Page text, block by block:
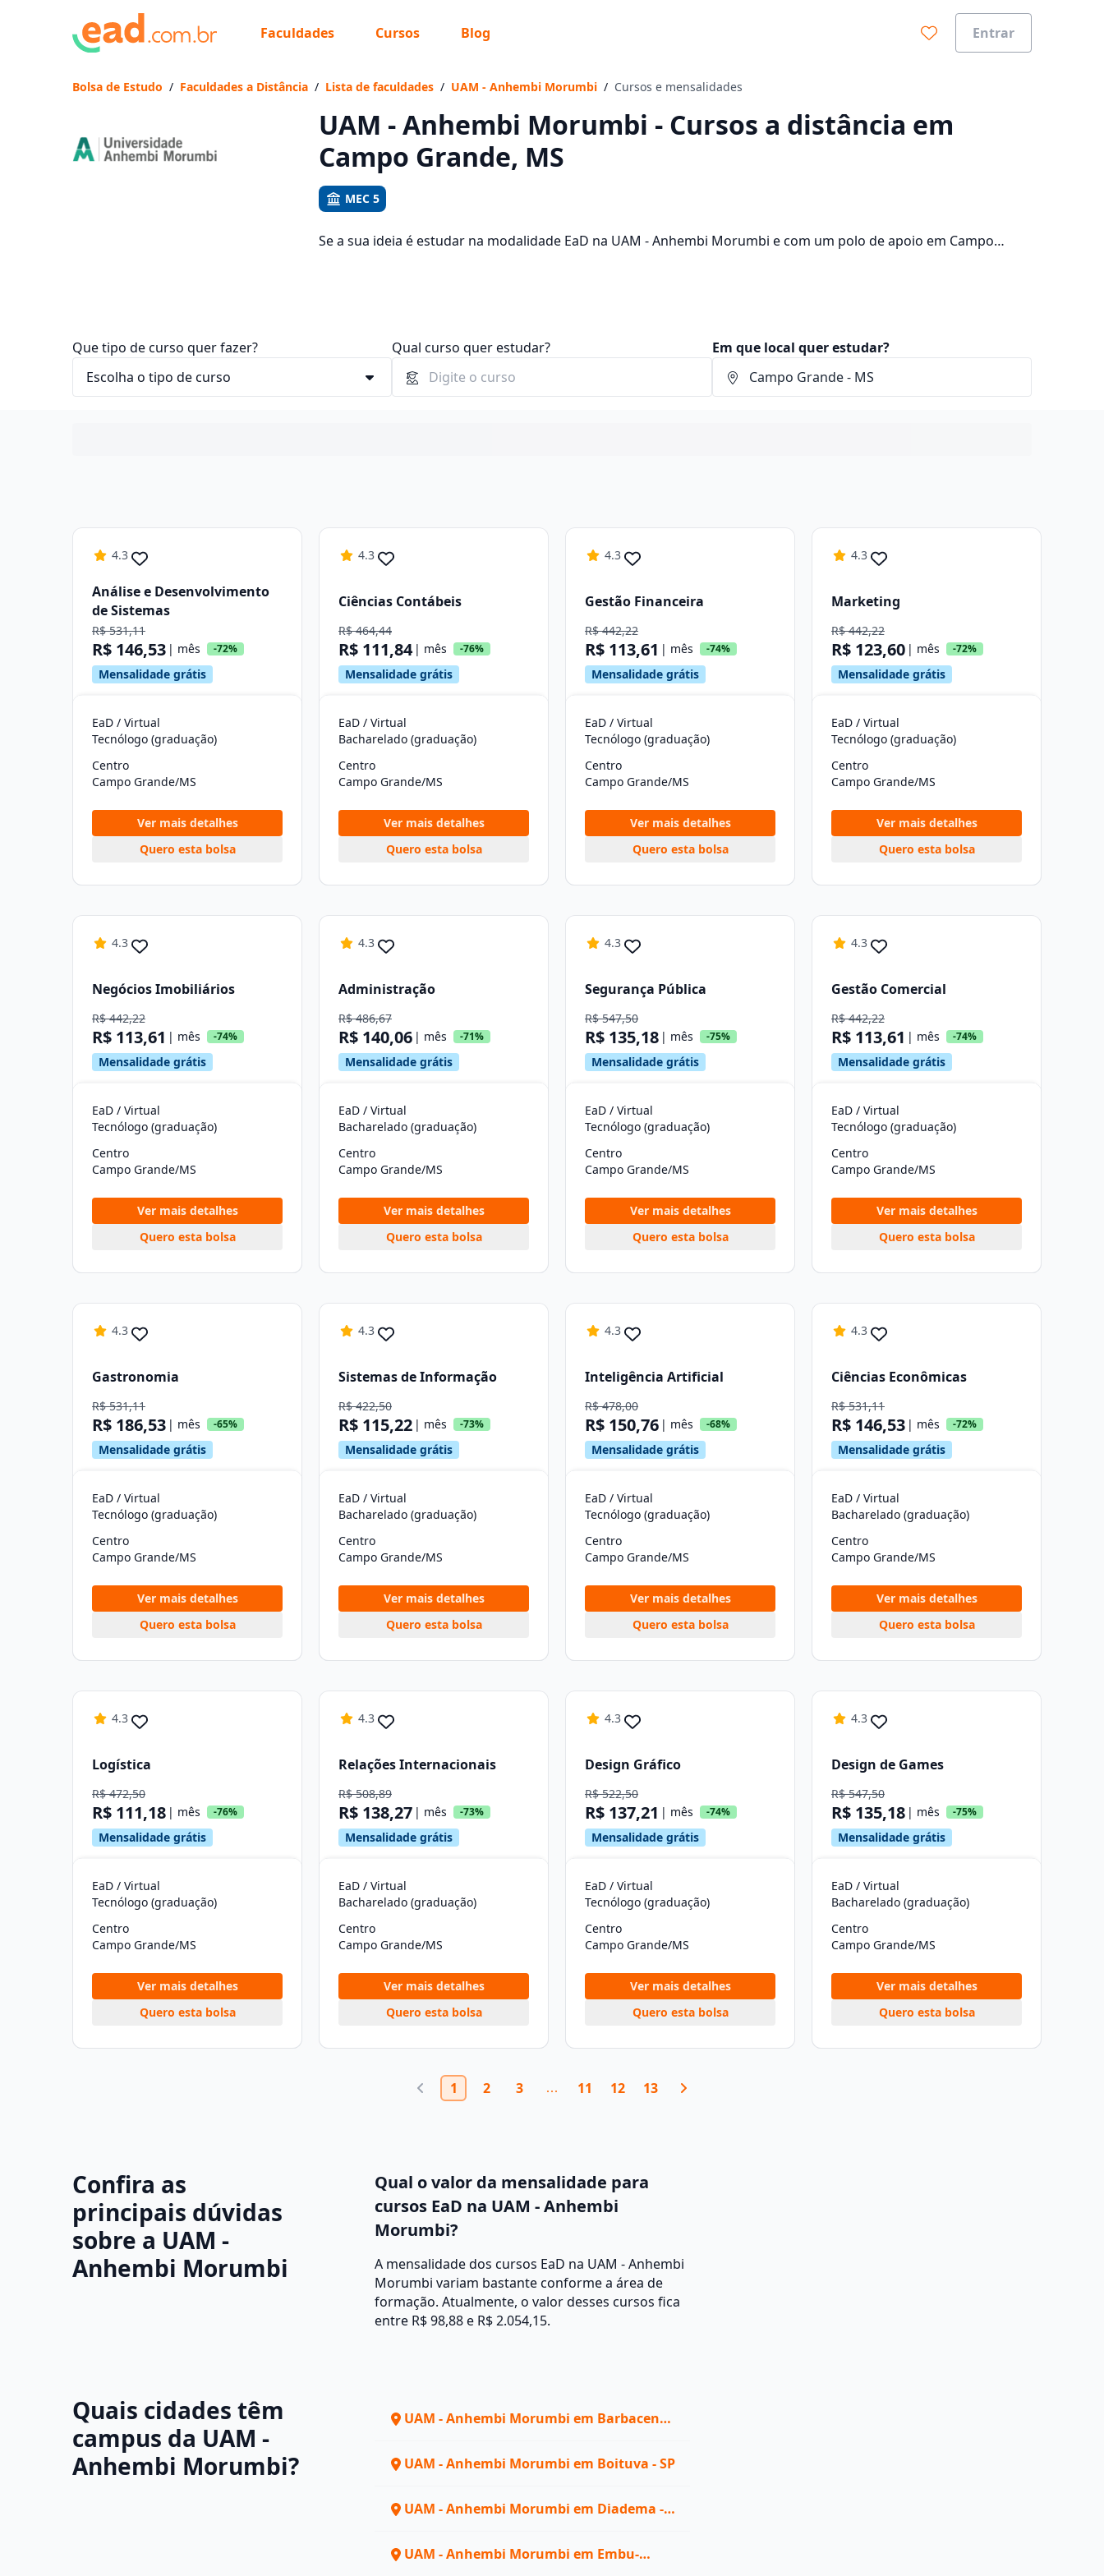
Faculdades Cursos Blog Entrar
Vamos te guiar no caminho ideal para seus estudos
Bolsa de Estudo / Faculdades a Distância / Lista de faculdades / UAM - Anhembi Morumbi / Cursos e mensalidades
UAM - Anhembi Morumbi - Cursos a distância em
Campo Grande, MS
MEC 5
Se a sua ideia é estudar na modalidade EaD na UAM - Anhembi Morumbi e com um polo de apoio em Campo
Que tipo de curso quer fazer? Qual curso quer estudar? Em que local quer estudar?
4.3
Análise e Desenvolvimento
de Sistemas
R$ 531,11
R$ 146,53 | mês -72%
Mensalidade grátis
EaD / Virtual
Tecnólogo (graduação)
Centro
Campo Grande/MS
Ver mais detalhes
Quero esta bolsa
4.3
Ciências Contábeis
R$ 464,44
R$ 111,84 | mês -76%
Mensalidade grátis
EaD / Virtual
Bacharelado (graduação)
Centro
Campo Grande/MS
Ver mais detalhes
Quero esta bolsa
4.3
Gestão Financeira
R$ 442,22
R$ 113,61 | mês -74%
Mensalidade grátis
EaD / Virtual
Tecnólogo (graduação)
Centro
Campo Grande/MS
Ver mais detalhes
Quero esta bolsa
4.3
Marketing
R$ 442,22
R$ 123,60 | mês -72%
Mensalidade grátis
EaD / Virtual
Tecnólogo (graduação)
Centro
Campo Grande/MS
Ver mais detalhes
Quero esta bolsa
4.3
Negócios Imobiliários
R$ 442,22
R$ 113,61 | mês -74%
Mensalidade grátis
EaD / Virtual
Tecnólogo (graduação)
Centro
Campo Grande/MS
Ver mais detalhes
Quero esta bolsa
4.3
Administração
R$ 486,67
R$ 140,06 | mês -71%
Mensalidade grátis
EaD / Virtual
Bacharelado (graduação)
Centro
Campo Grande/MS
Ver mais detalhes
Quero esta bolsa
4.3
Segurança Pública
R$ 547,50
R$ 135,18 | mês -75%
Mensalidade grátis
EaD / Virtual
Tecnólogo (graduação)
Centro
Campo Grande/MS
Ver mais detalhes
Quero esta bolsa
4.3
Gestão Comercial
R$ 442,22
R$ 113,61 | mês -74%
Mensalidade grátis
EaD / Virtual
Tecnólogo (graduação)
Centro
Campo Grande/MS
Ver mais detalhes
Quero esta bolsa
4.3
Gastronomia
R$ 531,11
R$ 186,53 | mês -65%
Mensalidade grátis
EaD / Virtual
Tecnólogo (graduação)
Centro
Campo Grande/MS
Ver mais detalhes
Quero esta bolsa
4.3
Sistemas de Informação
R$ 422,50
R$ 115,22 | mês -73%
Mensalidade grátis
EaD / Virtual
Bacharelado (graduação)
Centro
Campo Grande/MS
Ver mais detalhes
Quero esta bolsa
4.3
Inteligência Artificial
R$ 478,00
R$ 150,76 | mês -68%
Mensalidade grátis
EaD / Virtual
Tecnólogo (graduação)
Centro
Campo Grande/MS
Ver mais detalhes
Quero esta bolsa
4.3
Ciências Econômicas
R$ 531,11
R$ 146,53 | mês -72%
Mensalidade grátis
EaD / Virtual
Bacharelado (graduação)
Centro
Campo Grande/MS
Ver mais detalhes
Quero esta bolsa
4.3
Logística
R$ 472,50
R$ 111,18 | mês -76%
Mensalidade grátis
EaD / Virtual
Tecnólogo (graduação)
Centro
Campo Grande/MS
Ver mais detalhes
Quero esta bolsa
4.3
Relações Internacionais
R$ 508,89
R$ 138,27 | mês -73%
Mensalidade grátis
EaD / Virtual
Bacharelado (graduação)
Centro
Campo Grande/MS
Ver mais detalhes
Quero esta bolsa
4.3
Design Gráfico
R$ 522,50
R$ 137,21 | mês -74%
Mensalidade grátis
EaD / Virtual
Tecnólogo (graduação)
Centro
Campo Grande/MS
Ver mais detalhes
Quero esta bolsa
4.3
Design de Games
R$ 547,50
R$ 135,18 | mês -75%
Mensalidade grátis
EaD / Virtual
Bacharelado (graduação)
Centro
Campo Grande/MS
Ver mais detalhes
Quero esta bolsa
1 2 3 11 12 13
Confira as
principais dúvidas
sobre a UAM -
Anhembi Morumbi
Qual o valor da mensalidade para
cursos EaD na UAM - Anhembi
Morumbi?
A mensalidade dos cursos EaD na UAM - Anhembi
Morumbi variam bastante conforme a área de
formação. Atualmente, o valor desses cursos fica
entre R$ 98,88 e R$ 2.054,15.
Quais cidades têm
campus da UAM -
Anhembi Morumbi?
UAM - Anhembi Morumbi em Barbacena -
UAM - Anhembi Morumbi em Boituva - SP
UAM - Anhembi Morumbi em Diadema -
UAM - Anhembi Morumbi em Embu-